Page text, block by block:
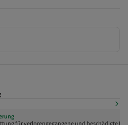
für verlorengegangene und beschädigte